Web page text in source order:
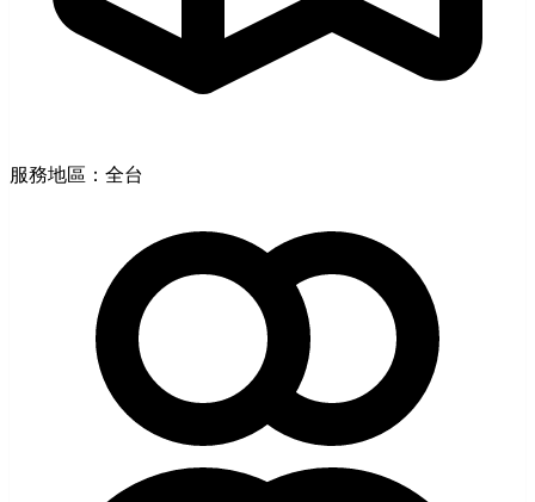
服務地區：全台